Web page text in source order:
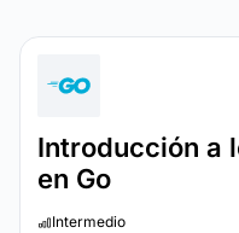
Introducción a
en Go
Intermedio